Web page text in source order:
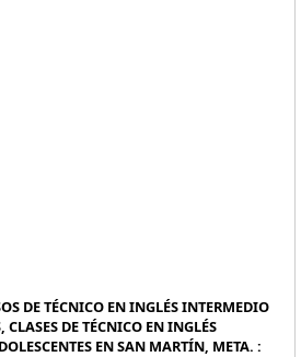
DE TÉCNICO EN INGLÉS INTERMEDIO
CLASES DE TÉCNICO EN INGLÉS
EN SAN MARTÍN, META. :